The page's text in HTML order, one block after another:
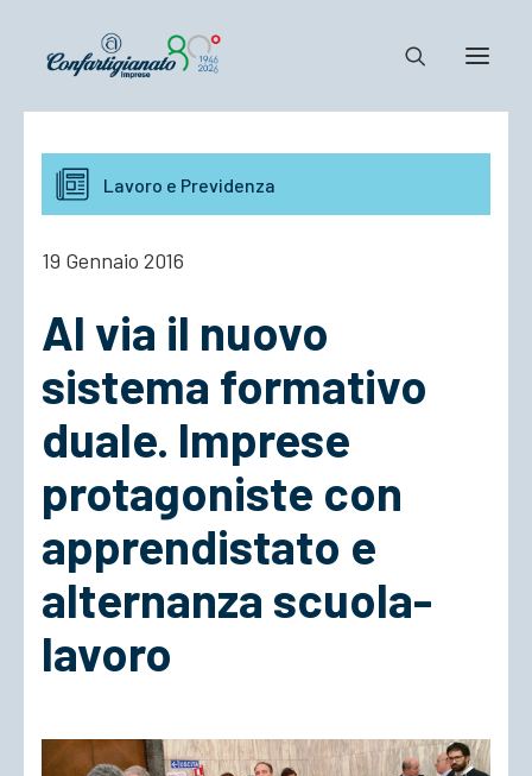
Notizie e Documenti
Confartigianato
Cosa Facciamo
ACCEDI
Lavoro e Previdenza
19 Gennaio 2016
Al via il nuovo
sistema formativo
duale. Imprese
protagoniste con
apprendistato e
alternanza scuola-
lavoro